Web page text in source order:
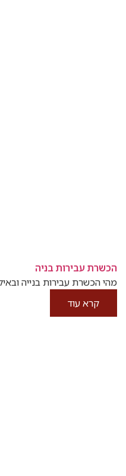
הכשרת עבירות בניה
מהי הכשרת עבירות בנייה
קרא עוד